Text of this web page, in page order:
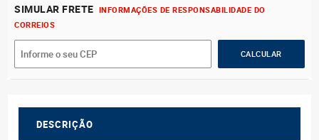
SIMULAR FRETE INFORMAÇÕES DE RESPONSABILIDADE DO
CORREIOS
DESCRIÇÃO